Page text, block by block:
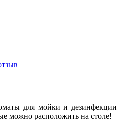
для мойки и дезинфекции
можно расположить на столе!